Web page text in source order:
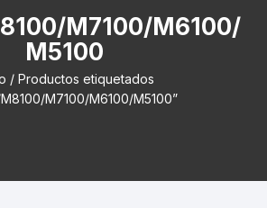
M7100/M6100/
M5100
/ Productos etiquetados
M7100/M6100/M5100”